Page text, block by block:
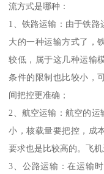
流方式是哪种：
1、铁路运输：由于铁
大的一种运输方式了，
较低，属于这几种运输
条件的限制也比较小，
间把控更准确；
2、航空运输：航空的
小，核载量要把控，成
要求也是比较高的。飞
3、公路运输：在运输